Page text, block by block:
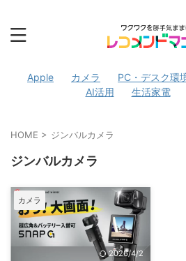
Apple カメラ PC・デスク環
AI活用
生活家電
HOME > ジンバルカメラ
ジンバルカメラ
カメラ
2026/4/2